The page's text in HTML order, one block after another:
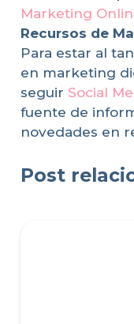
Marketing
Recursos de
Para estar al
en marketing
seguir Social
fuente de
novedades en
Post